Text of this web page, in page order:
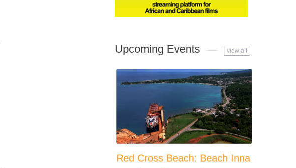
Upcoming Events view all
Red Cross Beach: Beach Inna